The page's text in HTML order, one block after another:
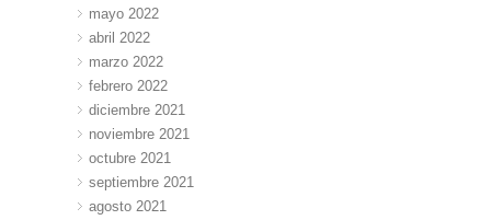
mayo 2022
abril 2022
marzo 2022
febrero 2022
diciembre 2021
noviembre 2021
octubre 2021
septiembre 2021
agosto 2021